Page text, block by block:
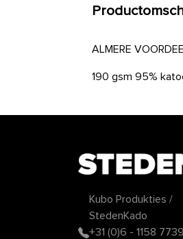
ALMERE
190 gsm 95%
Kubo Produkties /
StedenKado
+31 (0)6 - 1158 7739